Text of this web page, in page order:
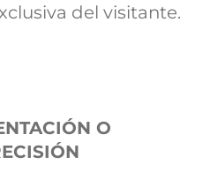
del visitante.
O